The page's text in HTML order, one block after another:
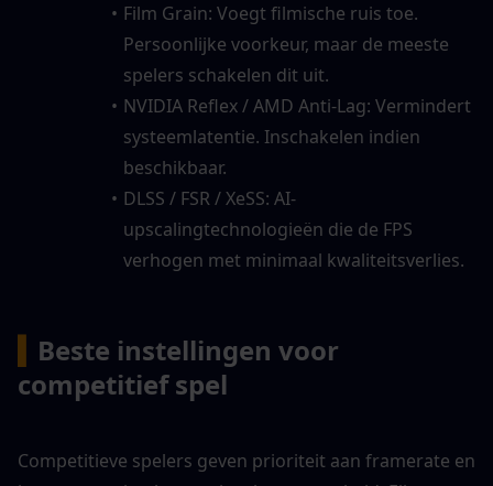
Film Grain: Voegt filmische ruis toe.
Persoonlijke voorkeur, maar de meeste
spelers schakelen dit uit.
NVIDIA Reflex / AMD Anti-Lag: Vermindert
systeemlatentie. Inschakelen indien
beschikbaar.
DLSS / FSR / XeSS: AI-
upscalingtechnologieën die de FPS
verhogen met minimaal kwaliteitsverlies.
Beste instellingen voor
competitief spel
Competitieve spelers geven prioriteit aan framerate en